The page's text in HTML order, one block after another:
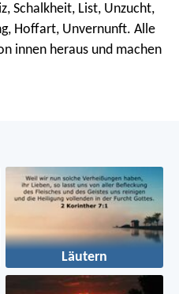
Schalkheit, List, Unzucht,
Hoffart, Unvernunft. Alle
innen heraus und machen
Läutern